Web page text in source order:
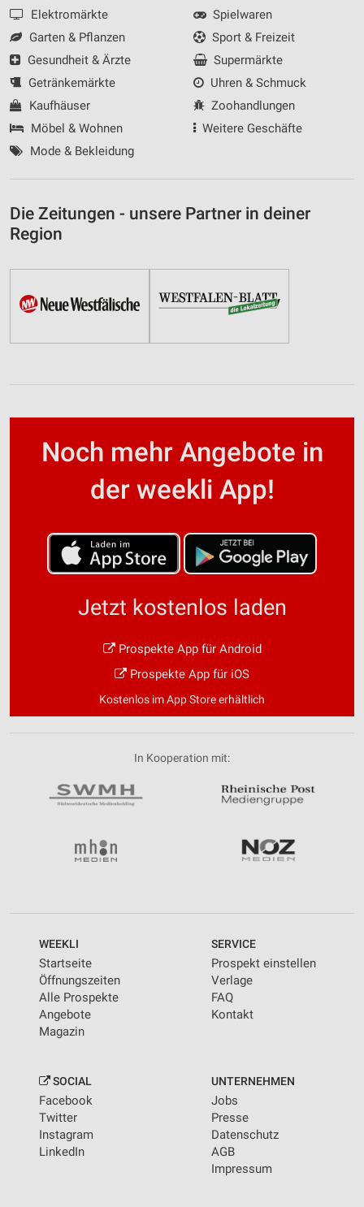
Elektromärkte
Garten & Pflanzen
Gesundheit & Ärzte
Getränkemärkte
Kaufhäuser
Möbel & Wohnen
Mode & Bekleidung
Spielwaren
Sport & Freizeit
Supermärkte
Uhren & Schmuck
Zoohandlungen
Weitere Geschäfte
Die Zeitungen - unsere Partner in deiner
Region
Noch mehr Angebote in
der weekli App!
Jetzt kostenlos laden
Prospekte App für Android
Prospekte App für iOS
Kostenlos im App Store erhältlich
In Kooperation mit:
WEEKLI
Startseite
Öffnungszeiten
Alle Prospekte
Angebote
Magazin
SERVICE
Prospekt einstellen
Verlage
FAQ
Kontakt
SOCIAL
Facebook
Twitter
Instagram
LinkedIn
UNTERNEHMEN
Jobs
Presse
Datenschutz
AGB
Impressum